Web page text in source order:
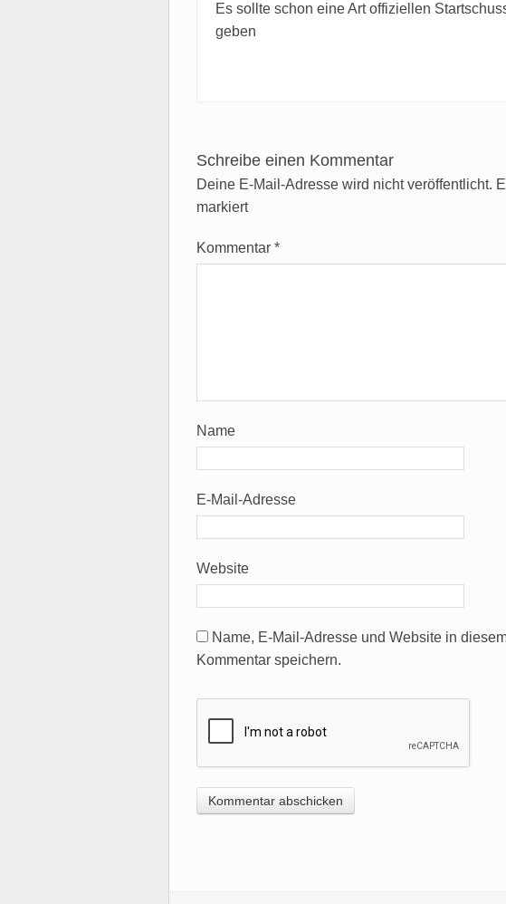
Es sollte schon eine Art offiziellen
geben
Schreibe einen Kommentar
Deine E-Mail-Adresse wird nicht veröffentlicht.
markiert
Kommentar *
Name
E-Mail-Adresse
Website
Name, E-Mail-Adresse und Website in
Kommentar speichern.